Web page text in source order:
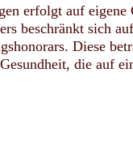
erfolgt auf eigene
beschränkt sich
Diese
die auf